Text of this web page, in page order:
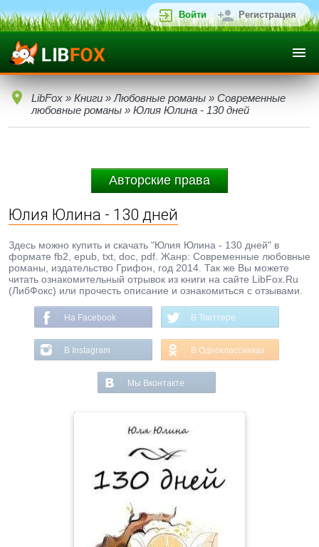
Войти Регистрация
LibFox » Книги » Любовные романы » Современные
любовные романы » Юлия Юлина - 130 дней
Авторские права
Юлия Юлина - 130 дней
Здесь можно купить и скачать "Юлия Юлина - 130 дней" в
формате fb2, epub, txt, doc, pdf. Жанр: Современные любовные
романы, издательство Грифон, год 2014. Так же Вы можете
читать ознакомительный отрывок из книги на сайте LibFox.Ru
(ЛибФокс) или прочесть описание и ознакомиться с отзывами.
На Facebook В Твиттере
В Instagram В Одноклассниках
Мы Вконтакте